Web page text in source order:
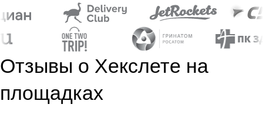
Отзывы о Хекслете на
площадках